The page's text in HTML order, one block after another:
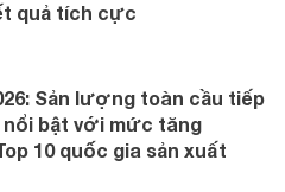
quả tích cực
Sản lượng toàn cầu tiếp
nổi bật với mức tăng
10 quốc gia sản xuất